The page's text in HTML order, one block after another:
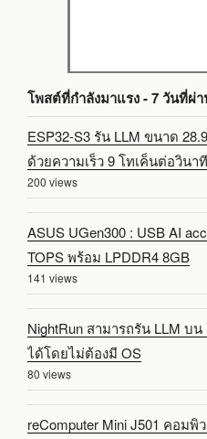
โพสต์ที่กำลังมาแรง - 7 วันที่ผ่
ESP32-S3 รัน LLM ขนาด
ด้วยความเร็ว 9 โทเค็นต่อวินาที
200 views
ASUS UGen300 : USB AI
TOPS พร้อม LPDDR4 8GB
141 views
NightRun สามารถรัน LLM บ
ได้โดยไม่ต้องมี OS
80 views
reComputer Mini J501 คอมพิ